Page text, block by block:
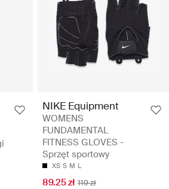
NIKE Equipment
WOMENS
FUNDAMENTAL
FITNESS GLOVES -
Sprzęt sportowy
XS S M L
89.25 zł 119 zł